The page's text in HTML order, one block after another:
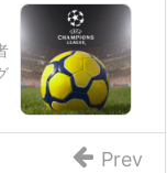
Prev